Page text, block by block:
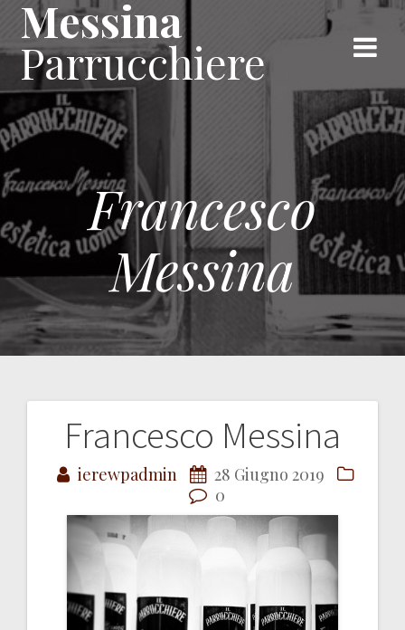
Messina
Parrucchiere
Francesco
Messina
Francesco Messina
ierewpadmin
28 Giugno 2019
0
Navigazione
articoli